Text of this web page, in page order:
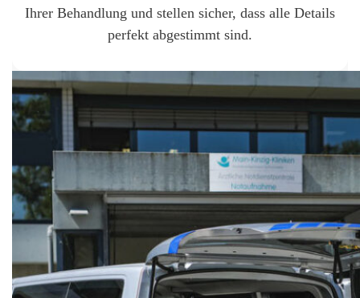
Ihrer Behandlung und stellen sicher, dass alle Details
perfekt abgestimmt sind.